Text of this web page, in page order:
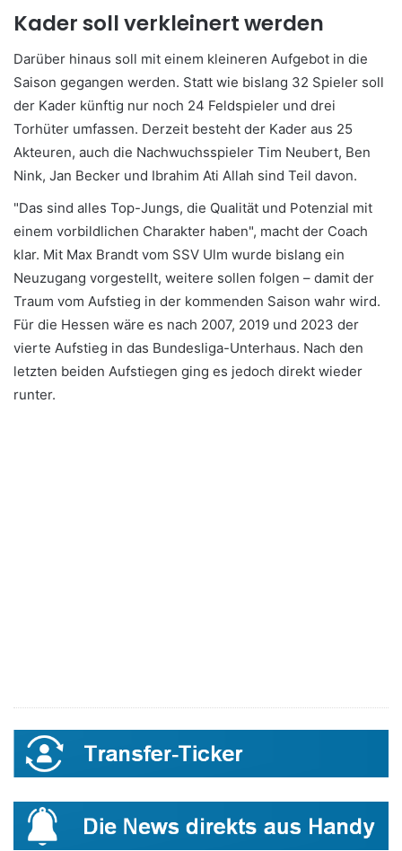
Kader soll verkleinert werden
Darüber hinaus soll mit einem kleineren Aufgebot in die
Saison gegangen werden. Statt wie bislang 32 Spieler soll
der Kader künftig nur noch 24 Feldspieler und drei
Torhüter umfassen. Derzeit besteht der Kader aus 25
Akteuren, auch die Nachwuchsspieler Tim Neubert, Ben
Nink, Jan Becker und Ibrahim Ati Allah sind Teil davon.
"Das sind alles Top-Jungs, die Qualität und Potenzial mit
einem vorbildlichen Charakter haben", macht der Coach
klar. Mit Max Brandt vom SSV Ulm wurde bislang ein
Neuzugang vorgestellt, weitere sollen folgen – damit der
Traum vom Aufstieg in der kommenden Saison wahr wird.
Für die Hessen wäre es nach 2007, 2019 und 2023 der
vierte Aufstieg in das Bundesliga-Unterhaus. Nach den
letzten beiden Aufstiegen ging es jedoch direkt wieder
runter.